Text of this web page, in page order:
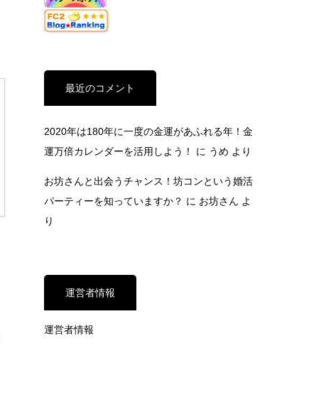
最近のコメント
2020年は180年に一度の金運があふれる年！金
運万倍カレンダーを活用しよう！
に うめ より
お坊さんと出会うチャンス！坊コンという婚活
パーティーを知っていますか？ に お坊さん よ
り
運営者情報
運営者情報